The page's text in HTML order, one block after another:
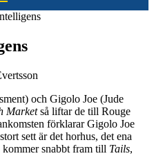
och Gigolo Joe (Jude
Marketså liftar de till Rouge
förklarar Gigolo Joe
sett är det horhus, det ena
snabbt fram till Tails,